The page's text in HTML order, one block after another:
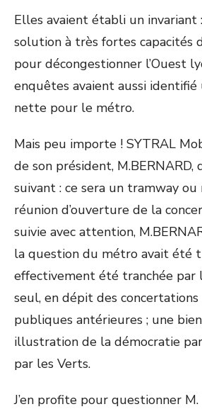
Elles avaient établi un invariant
solution à très fortes capacités
pour décongestionner l’Ouest
enquêtes avaient aussi
nette pour le métro.
Mais peu importe ! SYTRAL
de son président,
suivant : ce sera un tramway ou
réunion d’ouverture de la
suivie avec attention,
la question du métro avait été
effectivement été tranchée
seul, en dépit des
publiques antérieures ; une
illustration de la démocratie
par les Verts.
J’en profite pour questionner M.